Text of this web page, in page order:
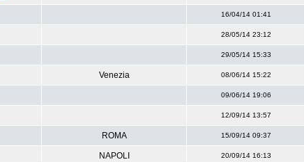
16/04/14 01:41
28/05/14 23:12
29/05/14 15:33
Venezia 08/06/14 15:22
09/06/14 19:06
12/09/14 13:57
ROMA 15/09/14 09:37
NAPOLI 20/09/14 16:13